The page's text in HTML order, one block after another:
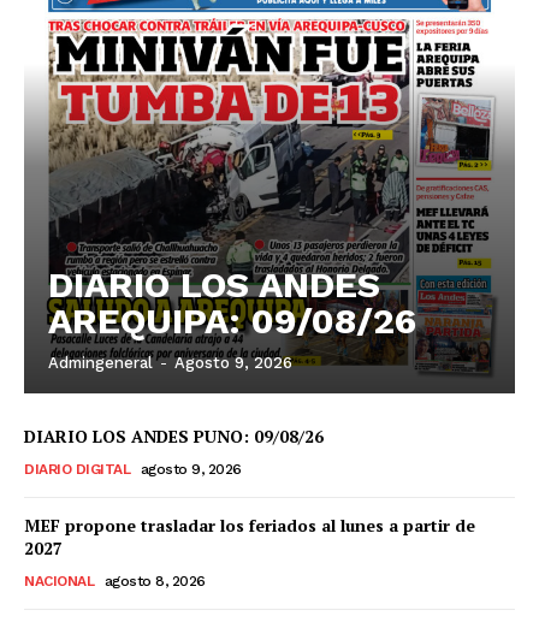
DIARIO LOS ANDES
AREQUIPA: 09/08/26
Admingeneral - Agosto 9, 2026
DIARIO LOS ANDES PUNO: 09/08/26
DIARIO DIGITAL agosto 9, 2026
MEF propone trasladar los feriados al lunes a partir de
2027
NACIONAL agosto 8, 2026